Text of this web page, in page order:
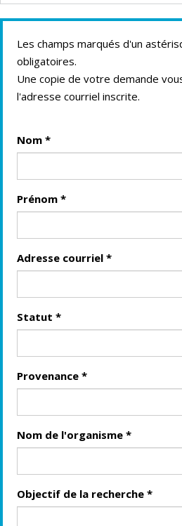
Les champs marqués d'un
obligatoires.
Une copie de votre demande
l'adresse courriel inscrite.
Nom *
Prénom *
Adresse courriel *
Statut *
Provenance *
Nom de l'organisme *
Objectif de la recherche *